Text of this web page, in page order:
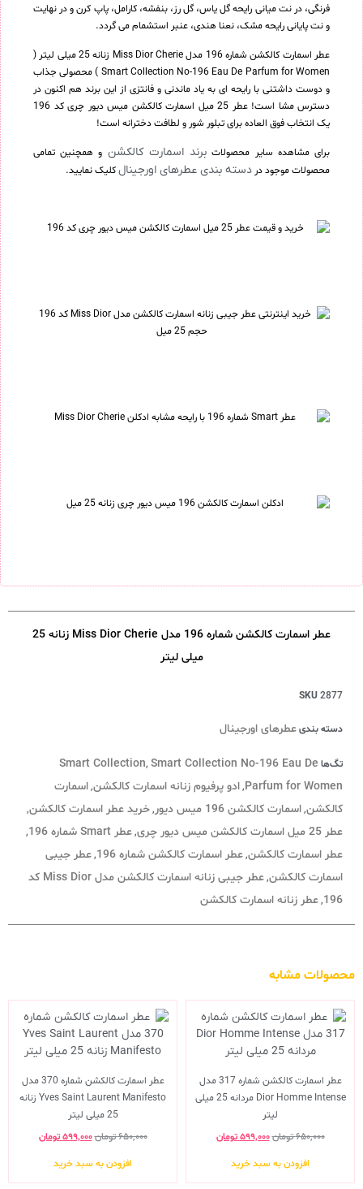
فرنگی، در نت میانی رایحه گل یاس، گل رز، بنفشه، کارامل، پاپ کرن و در نهایت
و نت پایانی رایحه مشک، نعنا هندی، عنبر استشمام می گردد.
عطر اسمارت کالکشن شماره 196 مدل Miss Dior Cherie زنانه 25 میلی لیتر (
Smart Collection No-196 Eau De Parfum for Women ) محصولی جذاب
و دوست داشتنی با رایحه ای به یاد ماندنی و فانتزی از این برند هم اکنون در
دسترس مشا است! عطر 25 میل اسمارت کالکشن میس دیور چری کد 196
یک انتخاب فوق العاده برای تبلور شور و لطافت دخترانه است!
برای مشاهده سایر محصولات برند اسمارت کالکشن و همچنین تمامی
محصولات موجود در دسته بندی عطرهای اورجینالکلیک نمایید.
عطر اسمارت کالکشن شماره 196 مدل Miss Dior Cherie زنانه 25
میلی لیتر
SKU2877
دسته بندیعطرهای اورجینال
تگ‌ها Smart Collection, Smart Collection No-196 Eau De
Parfum for Women
,ادو پرفیوم زنانه اسمارت کالکشن,اسمارت
کالکشن,اسمارت کالکشن 196 میس دیور ,خرید عطر اسمارت کالکشن,
عطر 25 میل اسمارت کالکشن میس دیور چری ,عطر Smart شماره 196 ,
عطر اسمارت کالکشن,عطر اسمارت کالکشن شماره 196 ,عطر جیبی
اسمارت کالکشن,
عطر جیبی زنانه اسمارت کالکشن مدل Miss Dior کد
196
,عطر زنانه اسمارت کالکشن
محصولات مشابه
عطر اسمارت کالکشن شماره 317 مدل
Dior Homme Intense مردانه 25 میلی
لیتر
۶۵۰,۰۰۰تومان۵۹۹,۰۰۰ تومان
افزودن به سبد خرید
عطر اسمارت کالکشن شماره 370 مدل
Yves Saint Laurent Manifesto زنانه
25 میلی لیتر
۶۵۰,۰۰۰تومان۵۹۹,۰۰۰ تومان
افزودن به سبد خرید